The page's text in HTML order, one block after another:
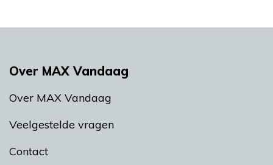
Over MAX Vandaag
Over MAX Vandaag
Veelgestelde vragen
Contact